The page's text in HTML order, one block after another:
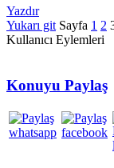
Yazdır
Yukarı git Sayfa 1 2
Kullanıcı Eylemleri
Konuyu Paylaş